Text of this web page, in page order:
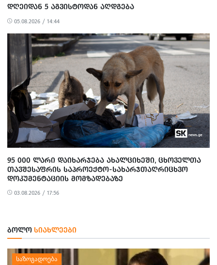
ᲓᲦᲔᲘᲓᲐᲜ 5 ᲐᲒᲕᲘᲡᲢᲝᲓᲐᲜ ᲐᲦᲓᲒᲔᲑᲐ
05.08.2026 / 14:44
95 000 ᲚᲐᲠᲘ ᲓᲐᲘᲮᲐᲠᲯᲔᲑᲐ ᲐᲮᲐᲚᲪᲘᲮᲔᲨᲘ, ᲪᲮᲝᲕᲔᲚᲗᲐ
ᲗᲐᲕᲨᲔᲡᲐᲤᲠᲘᲡ ᲡᲐᲞᲠᲝᲔᲥᲢᲝ-ᲡᲐᲮᲐᲠᲯᲗᲐᲦᲠᲘᲪᲮᲕᲝ
ᲓᲝᲙᲣᲛᲔᲜᲢᲐᲪᲘᲘᲡ ᲛᲝᲛᲖᲐᲓᲔᲑᲐᲖᲔ
03.08.2026 / 17:56
ᲑᲝᲚᲝ ᲡᲘᲐᲮᲚᲔᲔᲑᲘ